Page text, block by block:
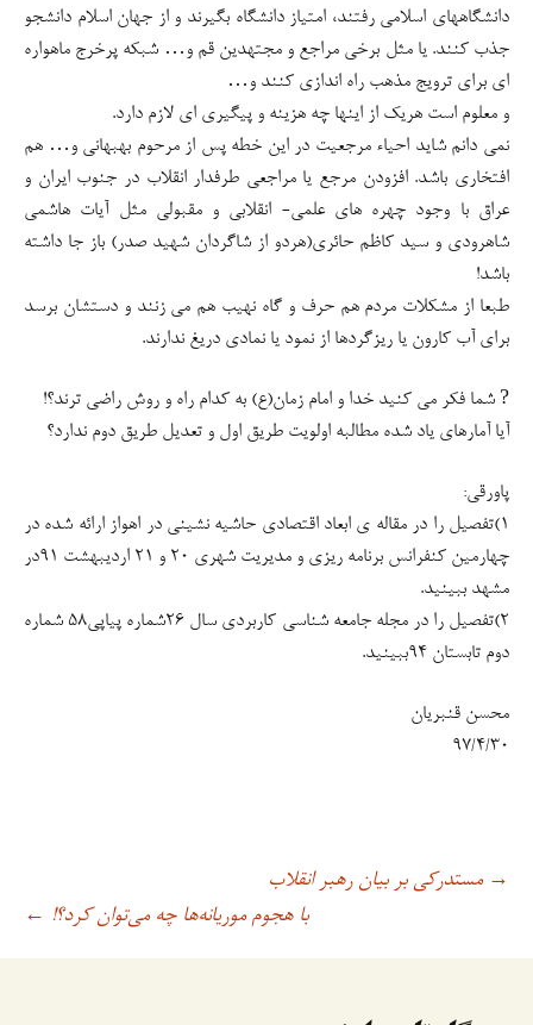
دانشگاههای اسلامی رفتند، امتیاز دانشگاه بگیرند و از جهان اسلام دانشجو
جذب کنند. یا مثل برخی مراجع و مجتهدین قم و… شبکه پرخرج ماهواره
ای برای ترویج مذهب راه اندازی کنند و…
و معلوم است هریک از اینها چه هزینه و پیگیری ای لازم دارد.
نمی دانم شاید احیاء مرجعیت در این خطه پس از مرحوم بهبهانی و… هم
افتخاری باشد. افزودن مرجع یا مراجعی طرفدار انقلاب در جنوب ایران و
عراق با وجود چهره های علمی- انقلابی و مقبولی مثل آیات هاشمی
شاهرودی و سید کاظم حائری(هردو از شاگردان شهید صدر) باز جا داشته
باشد!
طبعا از مشکلات مردم هم حرف و گاه نهیب هم می زنند و دستشان برسد
برای آب کارون یا ریزگردها از نمود یا نمادی دریغ ندارند.
? شما فکر می کنید خدا و امام زمان(ع) به کدام راه و روش راضی ترند؟!
آیا آمارهای یاد شده مطالبه اولویت طریق اول و تعدیل طریق دوم ندارد؟
پاورقی:
۱)تفصیل را در مقاله ی ابعاد اقتصادی حاشیه نشینی در اهواز ارائه شده در
چهارمین کنفرانس برنامه ریزی و مدیریت شهری ۲۰ و ۲۱ اردیبهشت ۹۱در
مشهد ببینید.
۲)تفصیل را در مجله جامعه شناسی کاربردی سال ۲۶شماره پیاپی۵۸ شماره
دوم تابستان ۹۴ببینید.
محسن قنبریان
۹۷/۴/۳۰
ناوبری
نوشته
→ مستدرکی بر بیان رهبر انقلاب
با هجوم موریانه‌ها چه می‌توان کرد؟! ←